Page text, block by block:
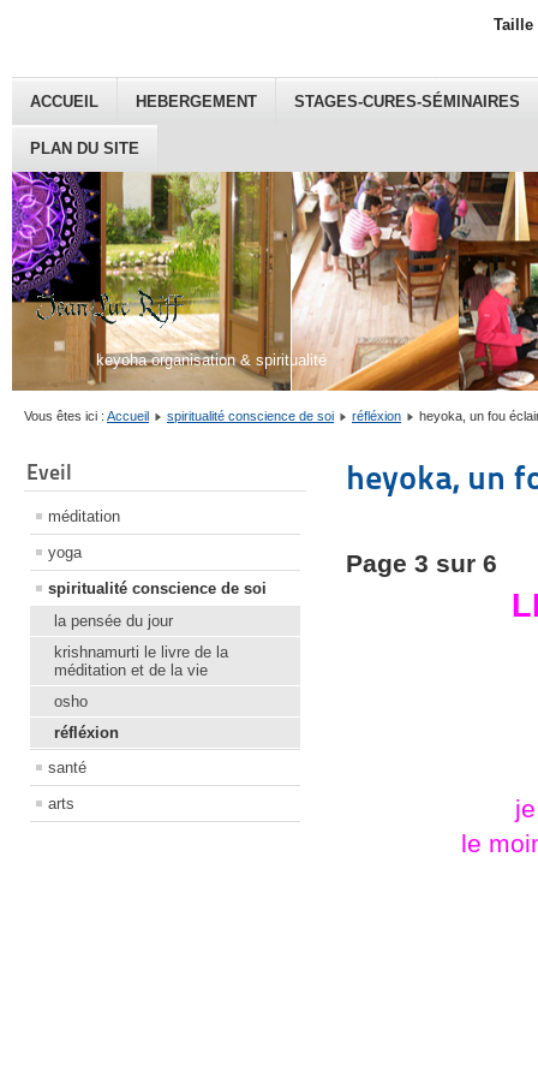
keyoha organisation & spiritualité
ACCUEIL HEBERGEMENT STAGES-CURES-SÉMINAIRES
PLAN DU SITE
Taille
Vous êtes ici : Accueil spiritualité conscience de soi réfléxion heyoka, un fou
Eveil
méditation
yoga
spiritualité conscience de soi
la pensée du jour
krishnamurti le livre de la
méditation et de la vie
osho
réfléxion
santé
arts
heyoka, un
Page 3 sur 6
le